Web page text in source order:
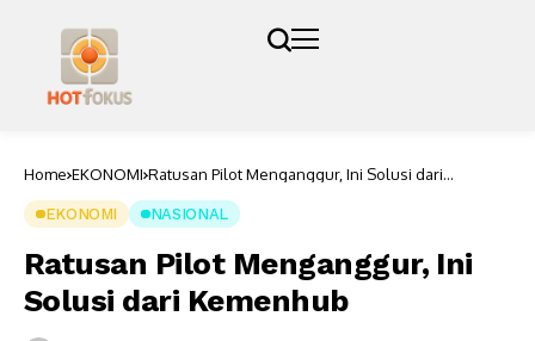
Home EKONOMI Ratusan Pilot Menganggur, Ini Solusi dari
EKONOMI NASIONAL
Ratusan Pilot Menganggur, Ini
Solusi dari Kemenhub